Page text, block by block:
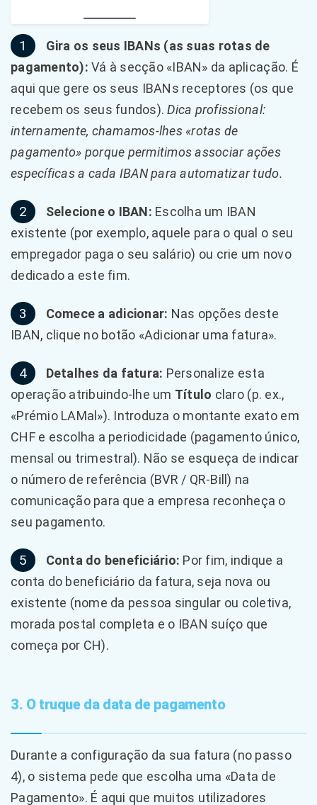
1
Gira os seus IBANs (as suas rotas de
pagamento): Vá à secção «IBAN» da aplicação. É
aqui que gere os seus IBANs receptores (os que
recebem os seus fundos).Dica profissional:
internamente, chamamos-lhes «rotas de
pagamento» porque permitimos associar ações
específicas a cada IBAN para automatizar tudo.
2 Selecione o IBAN: Escolha um IBAN
existente (por exemplo, aquele para o qual o seu
empregador paga o seu salário) ou crie um novo
dedicado a este fim.
3 Comece a adicionar: Nas opções deste
IBAN, clique no botão «Adicionar uma fatura».
4 Detalhes da fatura: Personalize esta
operação atribuindo-lhe um Título claro (p. ex.,
«Prémio LAMal»). Introduza o montante exato em
CHF e escolha a periodicidade (pagamento único,
mensal ou trimestral). Não se esqueça de indicar
o número de referência (BVR / QR-Bill) na
comunicação para que a empresa reconheça o
seu pagamento.
5 Conta do beneficiário: Por fim, indique a
conta do beneficiário da fatura, seja nova ou
existente (nome da pessoa singular ou coletiva,
morada postal completa e o IBAN suíço que
começa por CH).
3. O truque da data de pagamento
Durante a configuração da sua fatura (no passo
4), o sistema pede que escolha uma «Data de
Pagamento». É aqui que muitos utilizadores